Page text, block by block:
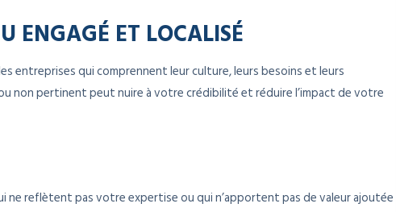
ENGAGÉ ET LOCALISÉ
entreprises qui comprennent leur culture, leurs besoins et leurs
non pertinent peut nuire à votre crédibilité et réduire l’impact de votre
ne reflètent pas votre expertise ou qui n’apportent pas de valeur ajoutée